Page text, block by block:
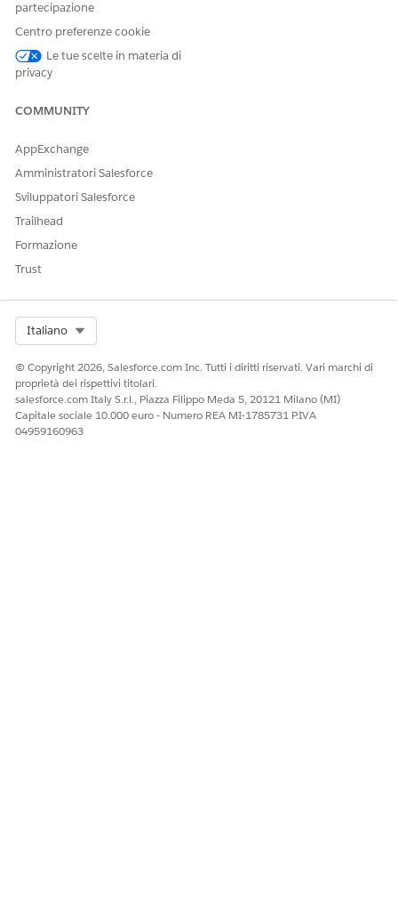
005321523
Facci sapere, così possiamo migliorare!
partecipazione
Centro preferenze cookie
Le tue scelte in materia di
privacy
COMMUNITY
AppExchange
Amministratori Salesforce
Sviluppatori Salesforce
Trailhead
Formazione
Trust
Italiano
© Copyright 2026, Salesforce.com Inc. Tutti i diritti riservati. Vari marchi di
proprietà dei rispettivi titolari.
salesforce.com Italy S.r.l., Piazza Filippo Meda 5, 20121 Milano (MI)
Capitale sociale 10.000 euro - Numero REA MI-1785731 P.IVA
04959160963